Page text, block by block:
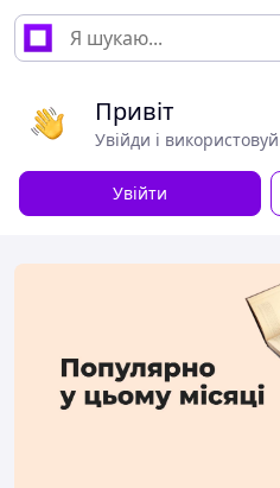
Привіт
Увійди і
Увійти